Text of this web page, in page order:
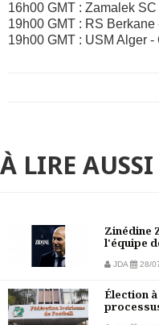
16h00 GMT : Zamalek
19h00 GMT : RS
19h00 GMT : USM Alger
À LIRE AUSSI
Zinédine
l'équipe
JDA 28/
Élection